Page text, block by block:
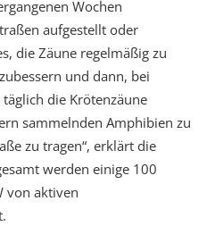
Wochen
aufgestellt oder
die Zäune regelmäßig zu
und dann, bei
die Krötenzäune
sammelnden Amphibien zu
zu tragen“, erklärt die
werden einige 100
von aktiven